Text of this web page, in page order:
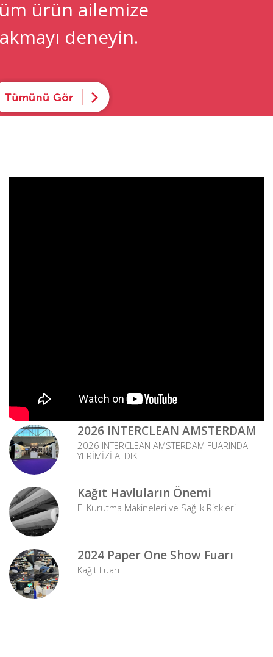
ürün ailemize
deneyin.
2026 INTERCLEAN AMSTERDAM
2026 INTERCLEAN AMSTERDAM FUARINDA
YERİMİZİ ALDIK
Kağıt Havluların Önemi
El Kurutma Makineleri ve Sağlık Riskleri
2024 Paper One Show Fuarı
Kağıt Fuarı